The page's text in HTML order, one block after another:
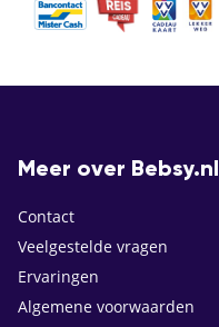
Meer over Bebsy.nl
Contact
Veelgestelde vragen
Ervaringen
Algemene voorwaarden